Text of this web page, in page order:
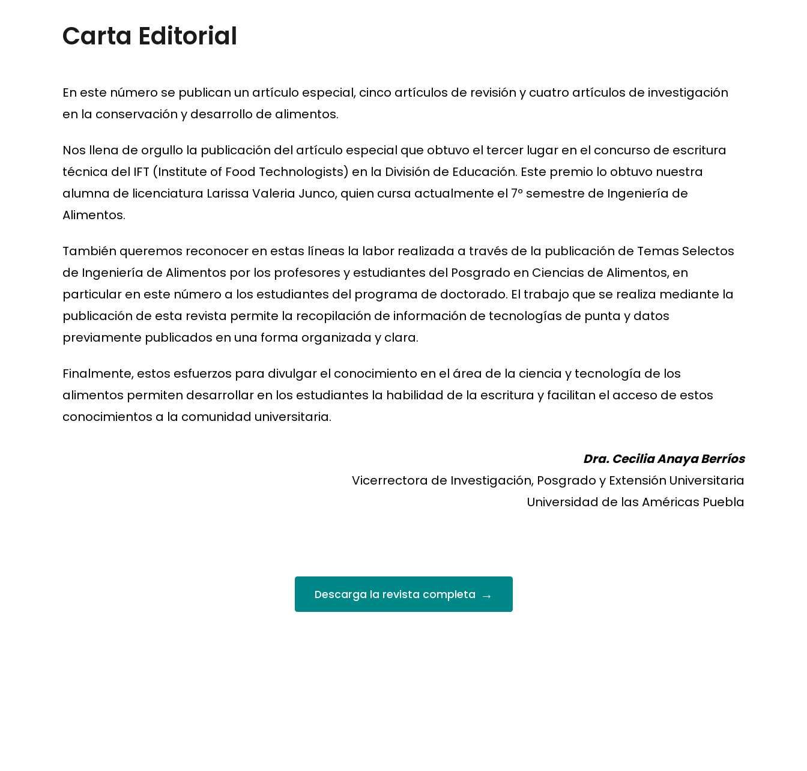
Carta Editorial
En este número se publican un artículo especial, cinco artículos de revisión y cuatro artículos de investigación
en la conservación y desarrollo de alimentos.
Nos llena de orgullo la publicación del artículo especial que obtuvo el tercer lugar en el concurso de escritura
técnica del IFT (Institute of Food Technologists) en la División de Educación. Este premio lo obtuvo nuestra
alumna de licenciatura Larissa Valeria Junco, quien cursa actualmente el 7º semestre de Ingeniería de
Alimentos.
También queremos reconocer en estas líneas la labor realizada a través de la publicación de Temas Selectos
de Ingeniería de Alimentos por los profesores y estudiantes del Posgrado en Ciencias de Alimentos, en
particular en este número a los estudiantes del programa de doctorado. El trabajo que se realiza mediante la
publicación de esta revista permite la recopilación de información de tecnologías de punta y datos
previamente publicados en una forma organizada y clara.
Finalmente, estos esfuerzos para divulgar el conocimiento en el área de la ciencia y tecnología de los
alimentos permiten desarrollar en los estudiantes la habilidad de la escritura y facilitan el acceso de estos
conocimientos a la comunidad universitaria.
Dra. Cecilia Anaya Berríos
Vicerrectora de Investigación, Posgrado y Extensión Universitaria
Universidad de las Américas Puebla
Descarga la revista completa →